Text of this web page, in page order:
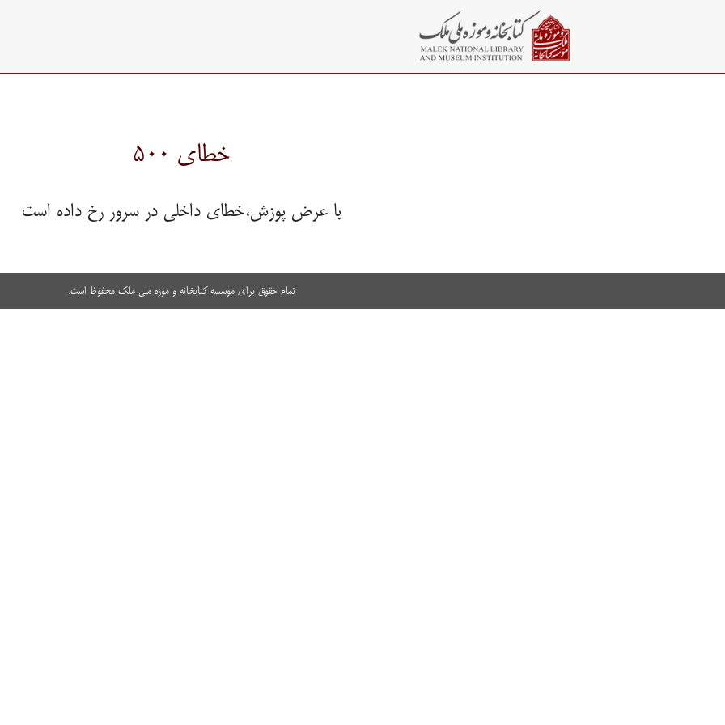
خطای ۵۰۰
با عرض پوزش،خطای داخلی در سرور رخ داده است
تمام حقوق برای موسسه کتابخانه و موزه ملی ملک محفوظ است.